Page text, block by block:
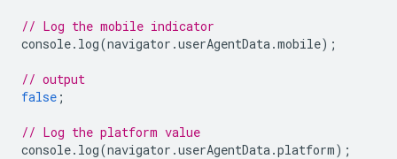
// Log the mobile indicator
console. log(navigator .userAgentData.mobile);
// output
false ;
// Log the platform value
console. log(navigator .userAgentData.platform);